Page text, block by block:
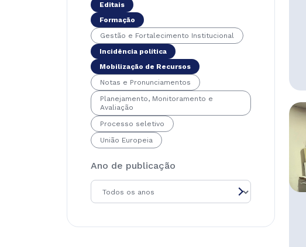
Editais
Formação
Gestão e Fortalecimento Institucional
Incidência política
Mobilização de Recursos
Notas e Pronunciamentos
Planejamento, Monitoramento e
Avaliação
Processo seletivo
União Europeia
Ano de publicação